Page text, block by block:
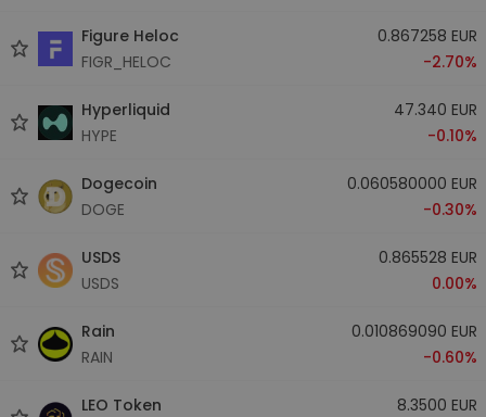
Figure Heloc
FIGR_HELOC
0.867258 EUR
-2.70%
Hyperliquid
HYPE
47.340 EUR
-0.10%
Dogecoin
DOGE
0.060580000 EUR
-0.30%
USDS
USDS
0.865528 EUR
0.00%
Rain
RAIN
0.010869090 EUR
-0.60%
LEO Token
8.3500 EUR